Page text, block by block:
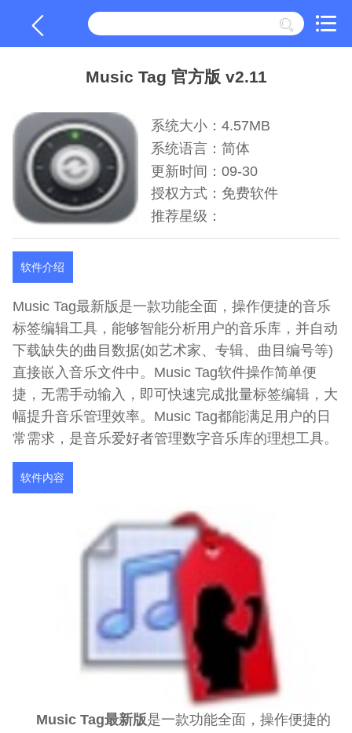
Music Tag 官方版 v2.11
系统大小：4.57MB
系统语言：简体
更新时间：09-30
授权方式：免费软件
推荐星级：
软件介绍
Music Tag最新版是一款功能全面，操作便捷的音乐
标签编辑工具，能够智能分析用户的音乐库，并自动
下载缺失的曲目数据(如艺术家、专辑、曲目编号等)
直接嵌入音乐文件中。Music Tag软件操作简单便
捷，无需手动输入，即可快速完成批量标签编辑，大
幅提升音乐管理效率。Music Tag都能满足用户的日
常需求，是音乐爱好者管理数字音乐库的理想工具。
软件内容
Music Tag最新版是一款功能全面，操作便捷的